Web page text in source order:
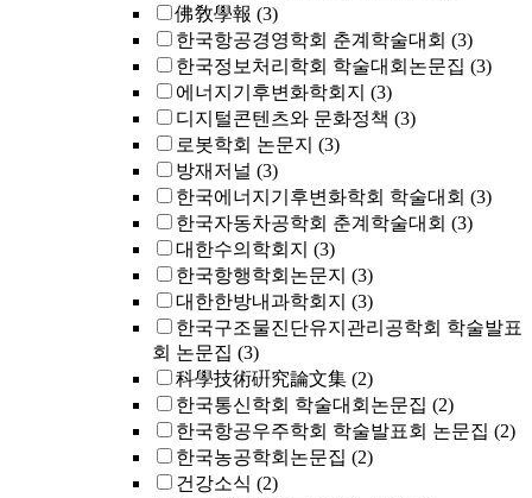
佛敎學報 (3)
한국항공경영학회 춘계학술대회 (3)
한국정보처리학회 학술대회논문집 (3)
에너지기후변화학회지 (3)
디지털콘텐츠와 문화정책 (3)
로봇학회 논문지 (3)
방재저널 (3)
한국에너지기후변화학회 학술대회 (3)
한국자동차공학회 춘계학술대회 (3)
대한수의학회지 (3)
한국항행학회논문지 (3)
대한한방내과학회지 (3)
한국구조물진단유지관리공학회 학술발표
회 논문집 (3)
科學技術硏究論文集 (2)
한국통신학회 학술대회논문집 (2)
한국항공우주학회 학술발표회 논문집 (2)
한국농공학회논문집 (2)
건강소식 (2)